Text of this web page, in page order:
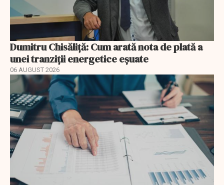
Dumitru Chisăliță: Cum arată nota de plată a
unei tranziții energetice eșuate
06 AUGUST 2026